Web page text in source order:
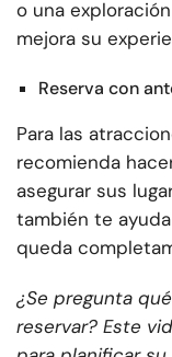
o una
mejora su
Reserva con
Para las
recomienda
asegurar sus
también te
queda
¿Se pregunta
reservar? Este